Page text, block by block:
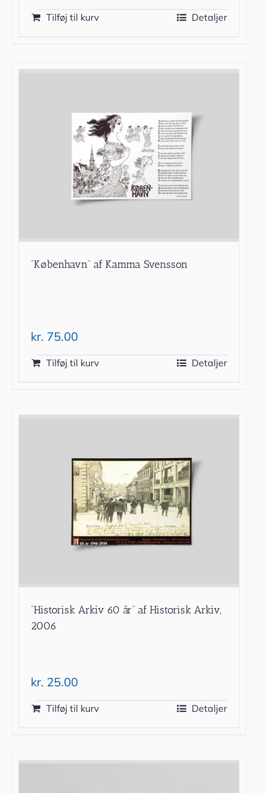
Tilføj til kurv Detaljer
”København” af Kamma Svensson
kr. 75.00
Tilføj til kurv Detaljer
”Historisk Arkiv 60 år” af Historisk Arkiv,
2006
kr. 25.00
Tilføj til kurv Detaljer